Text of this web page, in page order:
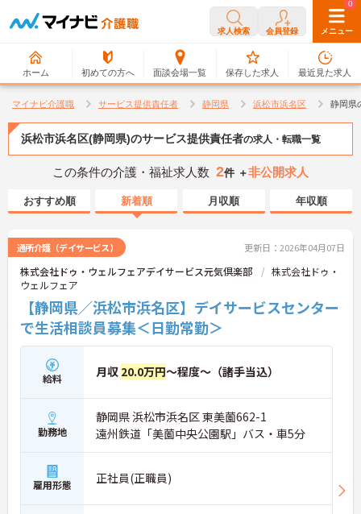
求人検索 会員登録 メニュー
ホーム 初めての方へ 面談会場一覧
0
保存した求人
0
最近見た求人
マイナビ介護職 サービス提供責任者 静岡県 浜松市浜名区 静岡県
浜松市浜名区(静岡県)のサービス提供責任者の求人・転職一覧
この条件の介護・福祉求人数 2件 ＋非公開求人
おすすめ順 新着順 月収順 年収順
通所介護（デイサービス） 更新日：2026年04月07日
株式会社ドゥ・ウェルフェアデイサービス元気倶楽部
株式会社ドゥ・
ウェルフェア
【静岡県／浜松市浜名区】デイサービスセンター
で生活相談員募集＜日勤常勤＞
給料 月収 20.0万円～程度～（諸手当込）
勤務地
静岡県 浜松市浜名区 東美薗662-1
遠州鉄道「美薗中央公園駅」バス・車5分
雇用形態 正社員(正職員)